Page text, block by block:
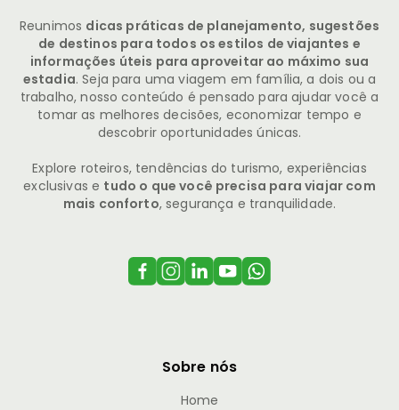
Reunimos dicas práticas de planejamento, sugestões
de destinos para todos os estilos de viajantes e
informações úteis para aproveitar ao máximo sua
estadia. Seja para uma viagem em família, a dois ou a
trabalho, nosso conteúdo é pensado para ajudar você a
tomar as melhores decisões, economizar tempo e
descobrir oportunidades únicas.
Explore roteiros, tendências do turismo, experiências
exclusivas e tudo o que você precisa para viajar com
mais conforto, segurança e tranquilidade.
Sobre nós
Home